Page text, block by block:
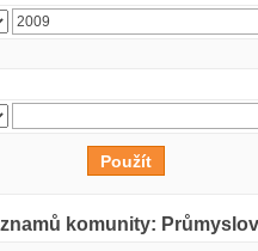
komunity: